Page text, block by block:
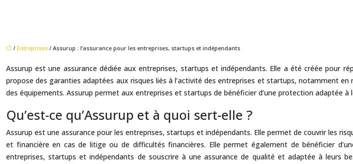
/ Entreprises / Assurup : l’assurance pour les entreprises, startups et indépendants
Assurup est une assurance dédiée aux entreprises, startups et indépendants. Elle a été créée pour
propose des garanties adaptées aux risques liés à l’activité des entreprises et startups, notamment
des équipements. Assurup permet aux entreprises et startups de bénéficier d’une protection adaptée
Qu’est-ce qu’Assurup et à quoi sert-elle ?
Assurup est une assurance pour les entreprises, startups et indépendants. Elle permet de couvrir les
et financière en cas de litige ou de difficultés financières. Elle permet également de bénéficier
entreprises, startups et indépendants de souscrire à une assurance de qualité et adaptée à leurs